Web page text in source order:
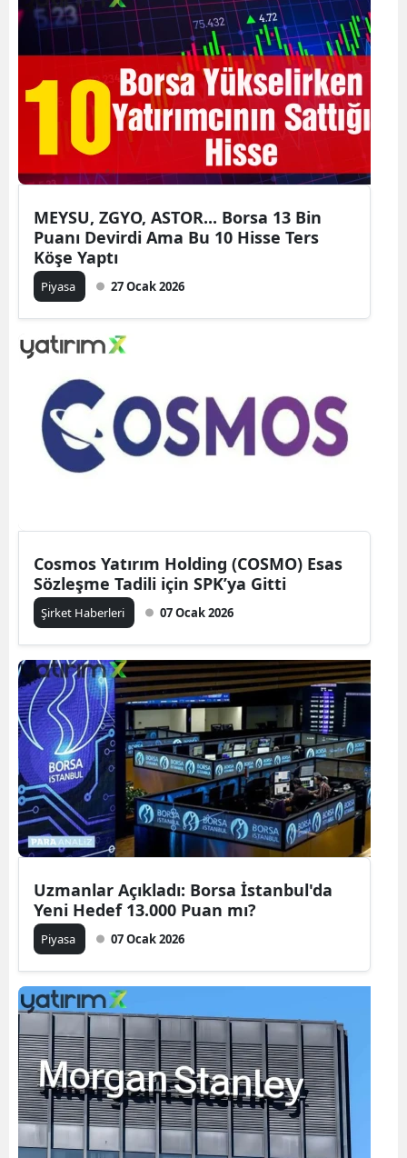
MEYSU, ZGYO, ASTOR... Borsa 13 Bin
Puanı Devirdi Ama Bu 10 Hisse Ters
Köşe Yaptı
Piyasa 27 Ocak 2026
Cosmos Yatırım Holding (COSMO) Esas
Sözleşme Tadili için SPK’ya Gitti
Şirket Haberleri 07 Ocak 2026
Uzmanlar Açıkladı: Borsa İstanbul'da
Yeni Hedef 13.000 Puan mı?
Piyasa 07 Ocak 2026